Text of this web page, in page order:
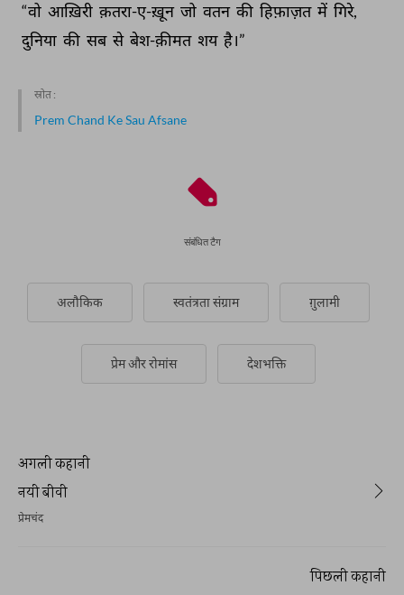
“वो आख़िरी क़तरा-ए-ख़ून जो वतन की हिफ़ाज़त में गिरे,
दुनिया की सब से बेश-क़ीमत शय है।”
स्रोत :
Prem Chand Ke Sau Afsane
संबंधित टैग
अलौकिक स्वतंत्रता संग्राम ग़ुलामी
प्रेम और रोमांस देशभक्ति
अगली कहानी
नयी बीवी
प्रेमचंद
पिछली कहानी